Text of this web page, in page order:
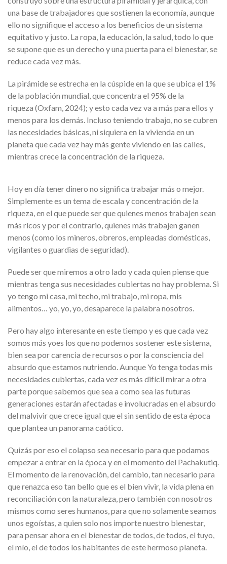
una base de trabajadores que sostienen la economía, aunque
ello no signifique el acceso a los beneficios de un sistema
equitativo y justo. La ropa, la educación, la salud, todo lo que
se supone que es un derecho y una puerta para el bienestar, se
reduce cada vez más.
La pirámide se estrecha en la cúspide en la que se ubica el 1%
de la población mundial, que concentra el 95% de la
riqueza (Oxfam, 2024); y esto cada vez va a más para ellos y
menos para los demás. Incluso teniendo trabajo, no se cubren
las necesidades básicas, ni siquiera en la vivienda en un
planeta que cada vez hay más gente viviendo en las calles,
mientras crece la concentración de la riqueza.
Hoy en día tener dinero no significa trabajar más o mejor.
Simplemente es un tema de escala y concentración de la
riqueza, en el que puede ser que quienes menos trabajen sean
más ricos y por el contrario, quienes más trabajen ganen
menos (como los mineros, obreros, empleadas domésticas,
vigilantes o guardias de seguridad).
Puede ser que miremos a otro lado y cada quien piense que
mientras tenga sus necesidades cubiertas no hay problema. Si
yo tengo mi casa, mi techo, mi trabajo, mi ropa, mis
alimentos… yo, yo, yo, desaparece la palabra nosotros.
Pero hay algo interesante en este tiempo y es que cada vez
somos más yoes los que no podemos sostener este sistema,
bien sea por carencia de recursos o por la consciencia del
absurdo que estamos nutriendo. Aunque Yo tenga todas mis
necesidades cubiertas, cada vez es más difícil mirar a otra
parte porque sabemos que sea a como sea las futuras
generaciones estarán afectadas e involucradas en el absurdo
del malvivir que crece igual que el sin sentido de esta época
que plantea un panorama caótico.
Quizás por eso el colapso sea necesario para que podamos
empezar a entrar en la época y en el momento del Pachakutiq.
El momento de la renovación, del cambio, tan necesario para
que renazca eso tan bello que es el bien vivir, la vida plena en
reconciliación con la naturaleza, pero también con nosotros
mismos como seres humanos, para que no solamente seamos
unos egoístas, a quien solo nos importe nuestro bienestar,
para pensar ahora en el bienestar de todos, de todos, el tuyo,
el mío, el de todos los habitantes de este hermoso planeta.